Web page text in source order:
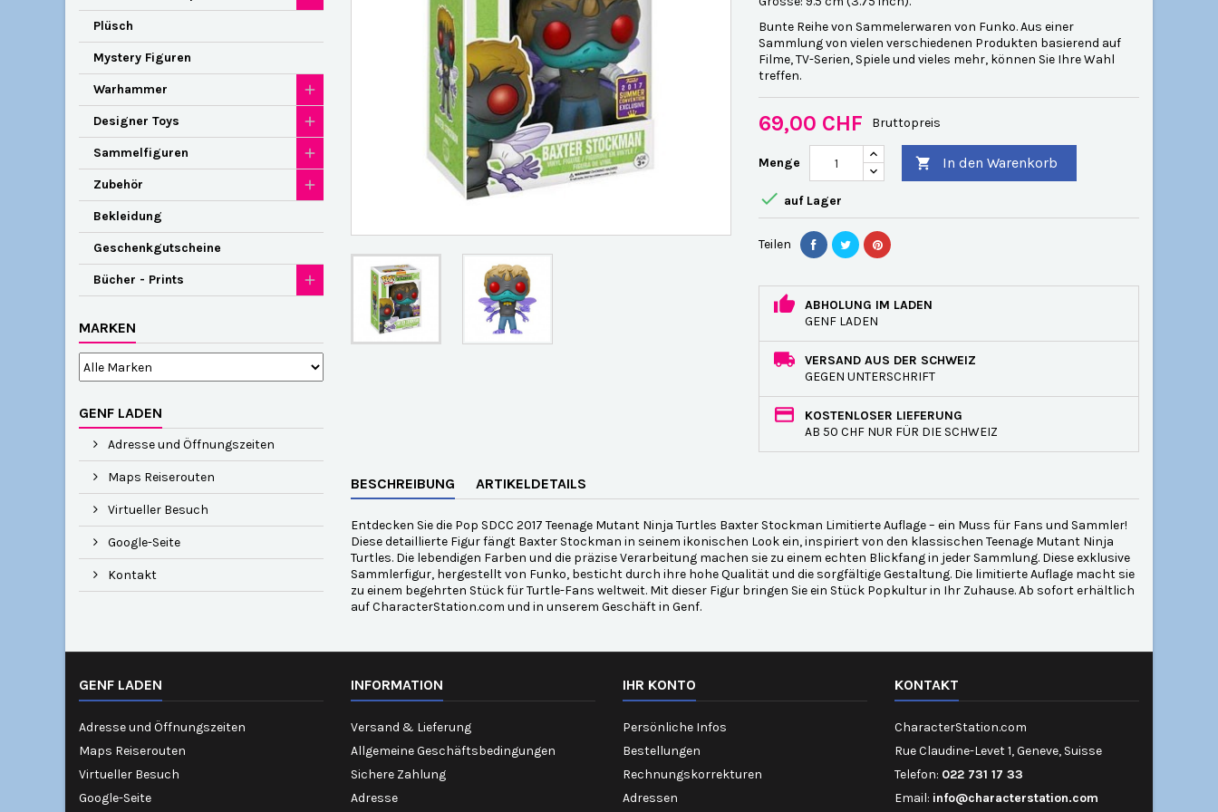
Plüsch
Mystery Figuren
Warhammer
Designer Toys
Sammelfiguren
Zubehör
Bekleidung
Geschenkgutscheine
Bücher - Prints
MARKEN
GENF LADEN
Adresse und Öffnungszeiten
Maps Reiserouten
Virtueller Besuch
Google-Seite
Kontakt
Bunte Reihe von Sammelerwaren von Funko. Aus einer
Sammlung von vielen verschiedenen Produkten basierend auf
Filme, TV-Serien, Spiele und vieles mehr, können Sie Ihre Wahl
treffen.
69,00 CHF Bruttopreis
Menge  In den Warenkorb
 auf Lager
Teilen
ABHOLUNG IM LADEN
GENF LADEN
VERSAND AUS DER SCHWEIZ
GEGEN UNTERSCHRIFT
KOSTENLOSER LIEFERUNG
AB 50 CHF NUR FÜR DIE SCHWEIZ
BESCHREIBUNG ARTIKELDETAILS
Entdecken Sie die Pop SDCC 2017 Teenage Mutant Ninja Turtles Baxter Stockman Limitierte Auflage – ein Muss für Fans und Sammler!
Diese detaillierte Figur fängt Baxter Stockman in seinem ikonischen Look ein, inspiriert von den klassischen Teenage Mutant Ninja
Turtles. Die lebendigen Farben und die präzise Verarbeitung machen sie zu einem echten Blickfang in jeder Sammlung. Diese exklusive
Sammlerfigur, hergestellt von Funko, besticht durch ihre hohe Qualität und die sorgfältige Gestaltung. Die limitierte Auflage macht sie
zu einem begehrten Stück für Turtle-Fans weltweit. Mit dieser Figur bringen Sie ein Stück Popkultur in Ihr Zuhause. Ab sofort erhältlich
auf CharacterStation.com und in unserem Geschäft in Genf.
GENF LADEN
Adresse und Öffnungszeiten
Maps Reiserouten
Virtueller Besuch
Google-Seite
INFORMATION
Versand & Lieferung
Allgemeine Geschäftsbedingungen
Sichere Zahlung
Adresse
IHR KONTO
Persönliche Infos
Bestellungen
Rechnungskorrekturen
Adressen
KONTAKT
CharacterStation.com
Rue Claudine-Levet 1, Geneve, Suisse
Telefon: 022 731 17 33
Email: info@characterstation.com